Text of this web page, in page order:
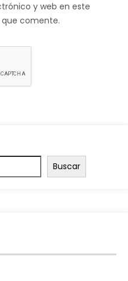
y web en este
comente.
Buscar